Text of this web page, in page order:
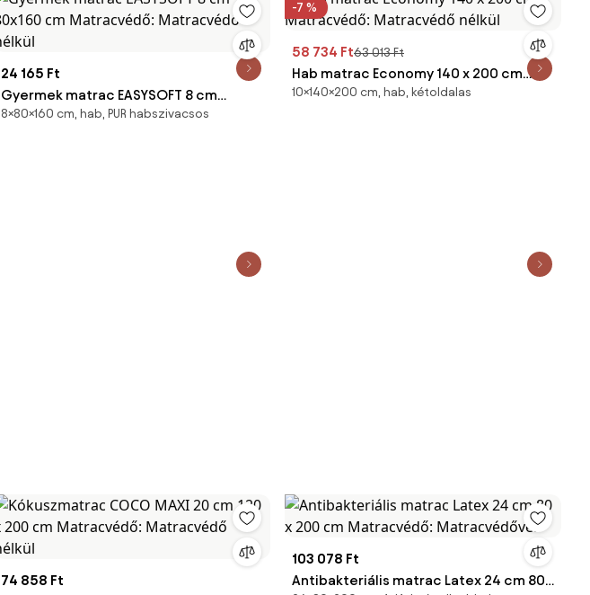
24 165 Ft
Gyermek matrac EASYSOFT 8 cm
80x160 cm Matracvédő: Matracvédő
8×80×160 cm, hab, PUR habszivacsos
-7 %
58 734 Ft63 013 Ft
Hab matrac Economy 140 x 200 cm
Matracvédő: Matracvédő nélkül
10×140×200 cm, hab, kétoldalas
74 858 Ft
103 078 Ft
Antibakteriális matrac Latex 24 cm 80